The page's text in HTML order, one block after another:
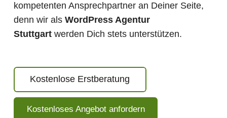
kompetenten Ansprechpartner an Deiner Seite,
denn wir als WordPress Agentur
Stuttgart werden Dich stets unterstützen.
Kostenlose Erstberatung
Kostenloses Angebot anfordern